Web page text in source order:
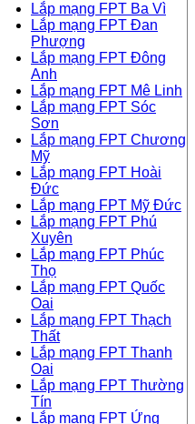
Lắp mạng FPT Ba Vì
Lắp mạng FPT Đan
Phượng
Lắp mạng FPT Đông
Anh
Lắp mạng FPT Mê Linh
Lắp mạng FPT Sóc
Sơn
Lắp mạng FPT Chương
Mỹ
Lắp mạng FPT Hoài
Đức
Lắp mạng FPT Mỹ Đức
Lắp mạng FPT Phú
Xuyên
Lắp mạng FPT Phúc
Thọ
Lắp mạng FPT Quốc
Oai
Lắp mạng FPT Thạch
Thất
Lắp mạng FPT Thanh
Oai
Lắp mạng FPT Thường
Tín
Lắp mạng FPT Ứng